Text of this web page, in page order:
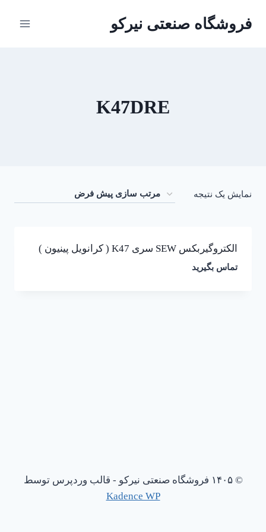
فروشگاه صنعتی نیرکو
K47DRE
نمایش یک نتیجه
الکتروگیربکس SEW سری K47 ( کرانویل پینیون )
تماس بگیرید
© ۱۴۰۵ فروشگاه صنعتی نیرکو - قالب وردپرس توسط
Kadence WP